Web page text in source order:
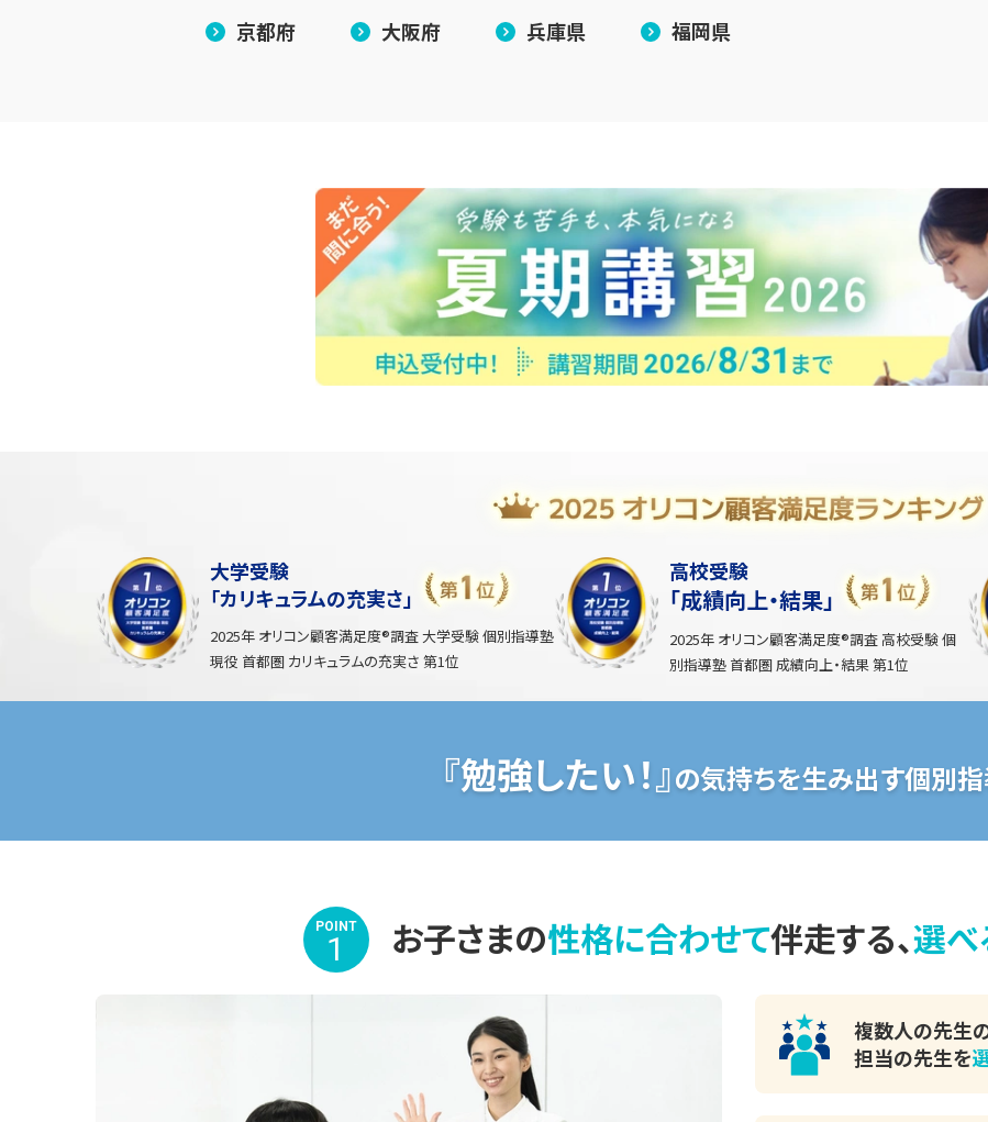
京都府
大阪府 兵庫県 福岡県
大学受験
「カリキュラムの充実さ」
2025年 オリコン顧客満足度®調査 大学受験 個別指導塾
現役 首都圏 カリキュラムの充実さ 第1位
高校受験
「成績向上・結果」
2025年 オリコン顧客満足度®調査 高校受験 個
別指導塾 首都圏 成績向上・結果 第1位
『勉強したい！』の気持ちを生み出す個別
POINT
1 お子さまの性格に合わせて伴走する、選べ
複数人の先生
担当の先生を